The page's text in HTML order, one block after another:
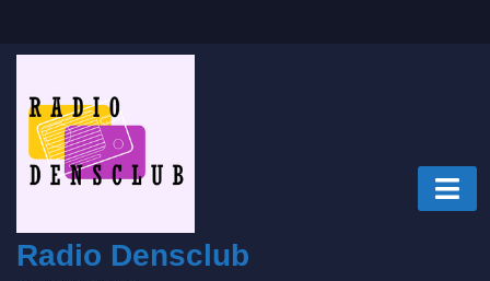
Radio Densclub